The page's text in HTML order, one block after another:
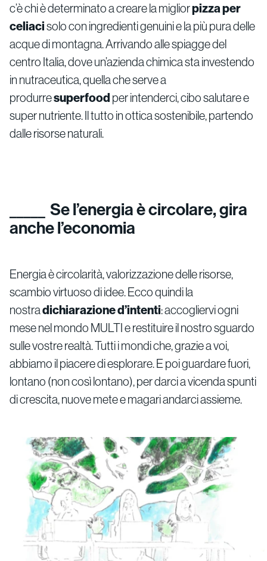
c’è chi è determinato a creare la migliorpizza per
celiacisolo con ingredienti genuini e la più pura delle
acque di montagna. Arrivando alle spiagge del
centro Italia, dove un’azienda chimica sta investendo
in nutraceutica, quella che serve a
produrresuperfood per intenderci, cibo salutare e
super nutriente. Il tutto in ottica sostenibile, partendo
dalle risorse naturali.
Se l’energia è circolare, gira
anche l’economia
Energia è circolarità, valorizzazione delle risorse,
scambio virtuoso di idee. Ecco quindi la
nostradichiarazione d’intenti: accogliervi ogni
mese nel mondo MULTI e restituire il nostro sguardo
sulle vostre realtà. Tutti i mondi che, grazie a voi,
abbiamo il piacere di esplorare. E poi guardare fuori,
lontano (non così lontano), per darci a vicenda spunti
di crescita, nuove mete e magari andarci assieme.